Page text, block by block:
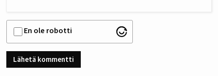
En ole robotti